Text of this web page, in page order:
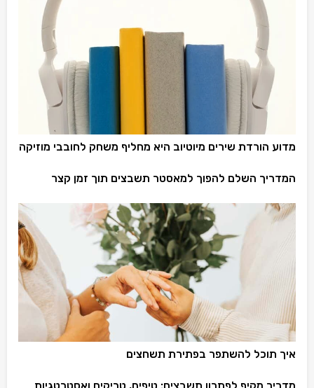
מדוע הורדת שירים מיוטיוב היא מחליף משחק לחובבי מוזיקה
המדריך השלם להפוך למאסטר תשבצים תוך זמן קצר
איך תוכל להשתפר בפתירת תשחצים